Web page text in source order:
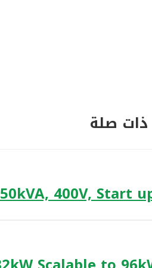
صلة
400V, Start